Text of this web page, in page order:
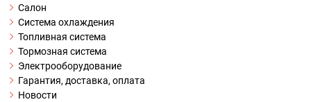
Салон
Система охлаждения
Топливная система
Тормозная система
Электрооборудование
Гарантия, доставка, оплата
Новости